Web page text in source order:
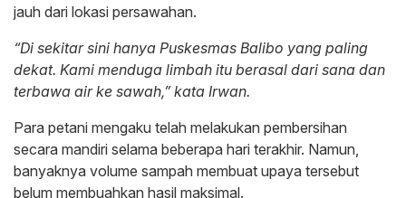
jauh dari lokasi persawahan.
“Di sekitar sini hanya Puskesmas Balibo yang paling
dekat. Kami menduga limbah itu berasal dari sana dan
terbawa air ke sawah,” kata Irwan.
Para petani mengaku telah melakukan pembersihan
secara mandiri selama beberapa hari terakhir. Namun,
banyaknya volume sampah membuat upaya tersebut
belum membuahkan hasil maksimal.